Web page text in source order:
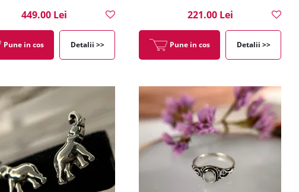
449.00 Lei
Pune in cos Detalii >>
221.00 Lei
Pune in cos Detalii >>